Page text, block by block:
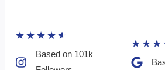
★ ★ ★ ★ ★
Based on 101k
★ ★ ★